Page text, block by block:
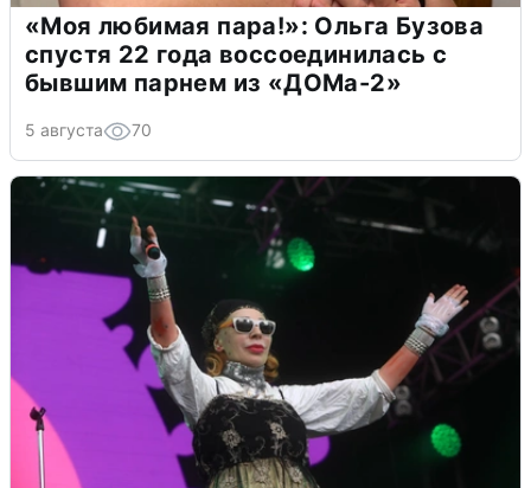
«Моя любимая пара!»: Ольга Бузова
спустя 22 года воссоединилась с
бывшим парнем из «ДОМа-2»
5 августа 70